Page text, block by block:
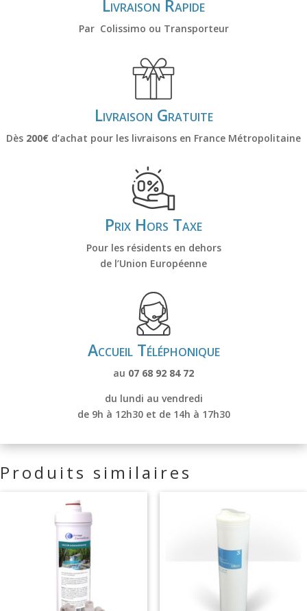
Livraison Rapide
Par Colissimo ou Transporteur
Livraison Gratuite
Dès 200€ d’achat pour les livraisons en France Métropolitaine
Prix Hors Taxe
Pour les résidents en dehors
de l’Union Européenne
Accueil Téléphonique
au 07 68 92 84 72
du lundi au vendredi
de 9h à 12h30 et de 14h à 17h30
Produits similaires